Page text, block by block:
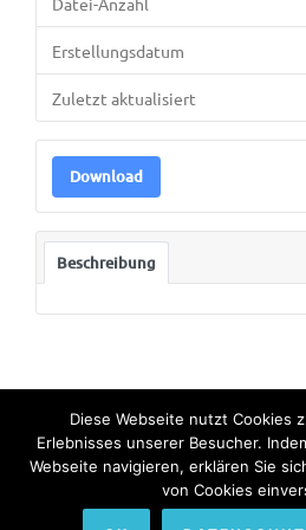
Erstellungsdatum
Zuletzt aktualisiert
Download
Beschreibung
© Copyright 2022. All Rights
Diese Webseite nutzt Cookies
Erlebnisses unserer Besucher.
Webseite navigieren, erklären Sie
von Cookies